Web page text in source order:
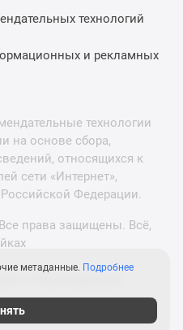
технологий
и рекламных
технологии
на основе сбора,
относящихся к
сети «Интернет»,
Федерации.
права защищены. Всё,
метаданные. Подробнее